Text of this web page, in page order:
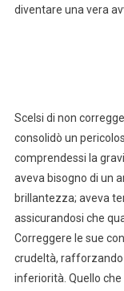
diventare una vera
Scelsi di non
consolidò un
comprendessi la
aveva bisogno di un
brillantezza; aveva
assicurandosi che
Correggere le sue
crudeltà,
inferiorità. Quello